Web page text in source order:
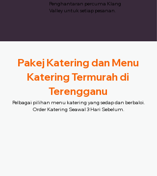
Penghantaran percuma Klang
Valley untuk setiap pesanan.
Pakej Katering dan Menu
Katering Termurah di
Terengganu
Pelbagai pilihan menu katering yang sedap dan berbaloi.
Order Katering Seawal 3 Hari Sebelum.